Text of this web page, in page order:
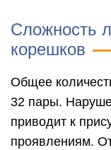
Сложность
корешков
Общее
32 пары.
приводит к
проявлениям.